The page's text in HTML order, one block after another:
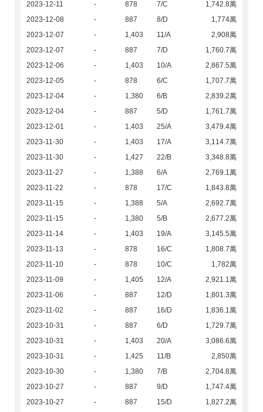
2023-12-11
- 878 7/C
1,742.8萬
2023-12-08
- 887 8/D
1,774萬
2023-12-07
- 1,403 11/A
2,908萬
2023-12-07
- 887 7/D
1,760.7萬
2023-12-06
- 1,403 10/A
2,867.5萬
2023-12-05
- 878 6/C
1,707.7萬
2023-12-04
- 1,380 6/B
2,839.2萬
2023-12-04
- 887 5/D
1,761.7萬
2023-12-01
- 1,403 25/A
3,479.4萬
2023-11-30
- 1,403 17/A
3,114.7萬
2023-11-30
- 1,427 22/B
3,348.8萬
2023-11-27
- 1,388 6/A
2,769.1萬
2023-11-22
- 878 17/C
1,843.8萬
2023-11-15
- 1,388 5/A
2,692.7萬
2023-11-15
- 1,380 5/B
2,677.2萬
2023-11-14
- 1,403 19/A
3,145.5萬
2023-11-13
- 878 16/C
1,808.7萬
2023-11-10
- 878 10/C
1,782萬
2023-11-09
- 1,405 12/A
2,921.1萬
2023-11-06
- 887 12/D
1,801.3萬
2023-11-02
- 887 16/D
1,836.1萬
2023-10-31
- 887 6/D
1,729.7萬
2023-10-31
- 1,403 20/A
3,086.6萬
2023-10-31
- 1,425 11/B
2,850萬
2023-10-30
- 1,380 7/B
2,704.8萬
2023-10-27
- 887 9/D
1,747.4萬
2023-10-27
- 887 15/D
1,827.2萬